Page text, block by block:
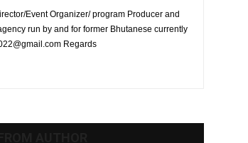
Event Organizer/ program Producer and
run by and for former Bhutanese currently
Regards